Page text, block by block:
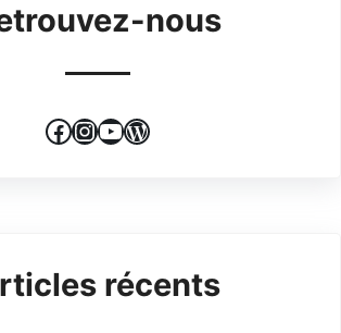
nous
Facebook
Instagram
YouTube
WordPress
récents